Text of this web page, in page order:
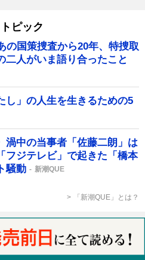
ピック
国策捜査から20年、特捜取
二人がいま語り合ったこと
し」の人生を生きるための5
渦中の当事者「佐藤二朗」は
ジテレビ」で起きた「橋本
騒動
新潮QUE
「新潮QUE」とは？